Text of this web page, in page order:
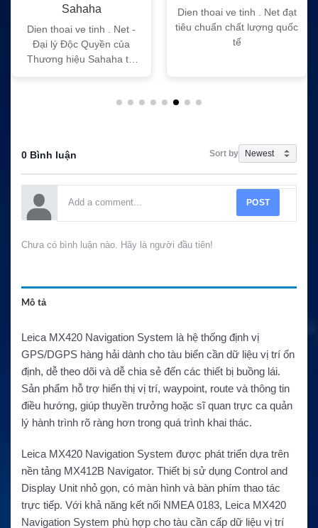
Sahaha
Dien thoai ve tinh . Net -
Đại lý Độc Quyền của
Thương hiệu Sahaha tại
Dien thoai ve tinh . Net đạt
tiêu chuẩn chất lượng quốc
tế
0 Bình luận Sort by
POST
Chưa có bình luận nào. Hãy là người đầu tiên!
Mô tả
Leica MX420 Navigation System là hệ thống định vị
GPS/DGPS hàng hải dành cho tàu biển cần dữ liệu vị trí ổn
định, dễ theo dõi và dễ chia sẻ đến các thiết bị buồng lái.
Sản phẩm hỗ trợ hiển thị vị trí, waypoint, route và thông tin
điều hướng, giúp thuyền trưởng hoặc sĩ quan trực ca quản
lý hành trình rõ ràng hơn trong quá trình khai thác.
Leica MX420 Navigation System được phát triển dựa trên
nền tảng MX412B Navigator. Thiết bị sử dụng Control and
Display Unit nhỏ gọn, có màn hình và bàn phím thao tác
trực tiếp. Với khả năng kết nối NMEA 0183, Leica MX420
Navigation System phù hợp cho tàu cần cấp dữ liệu vị trí